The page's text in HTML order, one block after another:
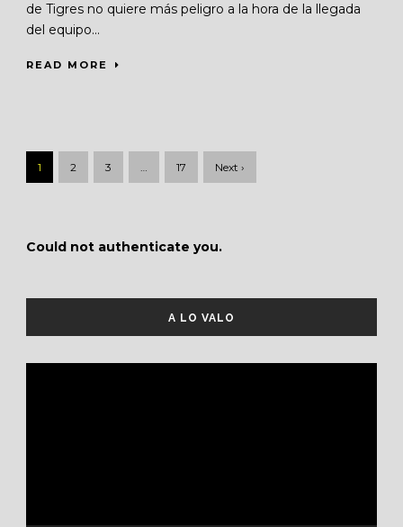
de Tigres no quiere más peligro a la hora de la llegada
del equipo...
READ MORE
1 2 3 … 17 Next ›
Could not authenticate you.
A LO VALO